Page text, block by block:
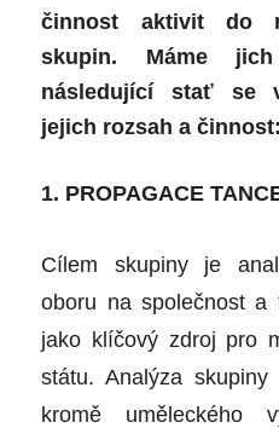
činnost aktivit do
skupin. Máme
následující stať se
jejich rozsah a činnost:
1. PROPAGACE
Cílem skupiny je
oboru na společnost
jako klíčový zdroj pro
státu. Analýza
kromě